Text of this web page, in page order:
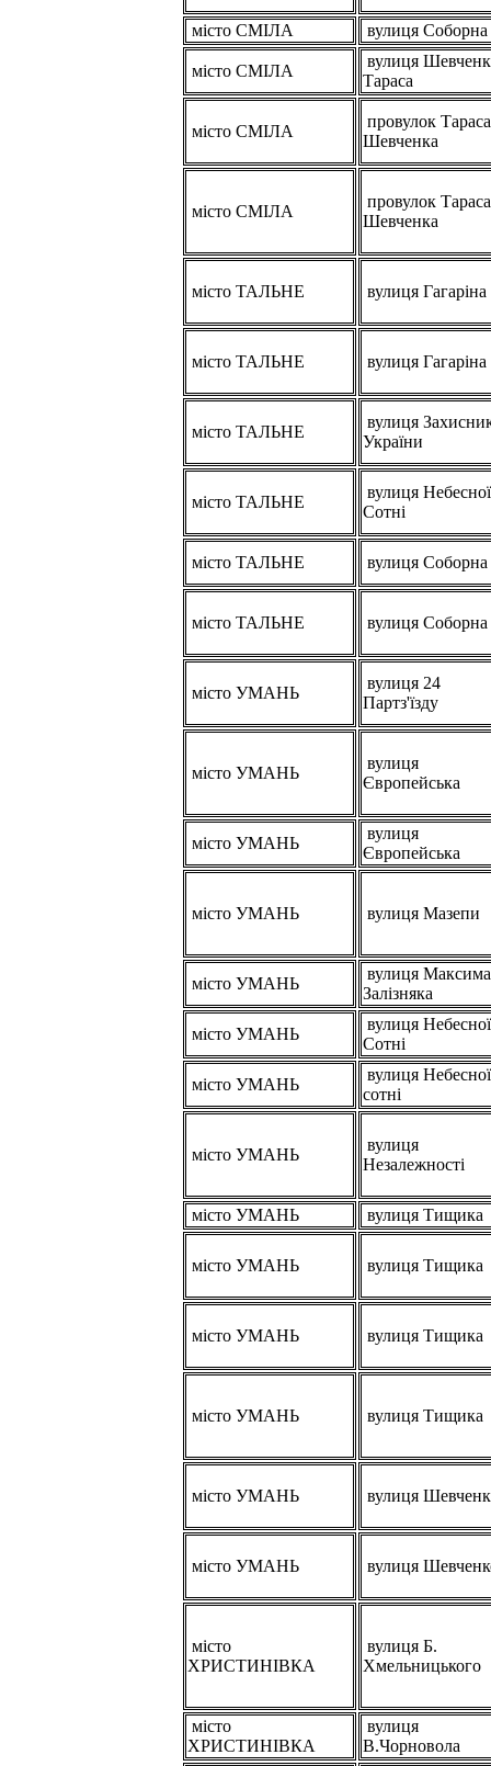
місто СМІЛА вулиця Соборна
місто СМІЛА
вулиця
Тараса
місто СМІЛА
провулок Тараса
Шевченка
місто СМІЛА
провулок Тараса
Шевченка
місто ТАЛЬНЕ вулиця Гагаріна
місто ТАЛЬНЕ вулиця Гагаріна
місто ТАЛЬНЕ
вулиця
України
місто ТАЛЬНЕ
вулиця Небесної
Сотні
місто ТАЛЬНЕ вулиця Соборна
місто ТАЛЬНЕ вулиця Соборна
місто УМАНЬ
вулиця 24
Партз'їзду
місто УМАНЬ
вулиця
Європейська
місто УМАНЬ
вулиця
Європейська
місто УМАНЬ вулиця Мазепи
місто УМАНЬ
вулиця Максима
Залізняка
місто УМАНЬ
вулиця Небесної
Сотні
місто УМАНЬ
вулиця Небесної
сотні
місто УМАНЬ
вулиця
Незалежності
місто УМАНЬ вулиця Тищика
місто УМАНЬ вулиця Тищика
місто УМАНЬ вулиця Тищика
місто УМАНЬ вулиця Тищика
місто УМАНЬ вулиця
місто УМАНЬ вулиця
місто
ХРИСТИНІВКА
вулиця Б.
Хмельницького
місто
ХРИСТИНІВКА
вулиця
В.Чорновола